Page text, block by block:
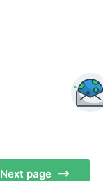
Next page